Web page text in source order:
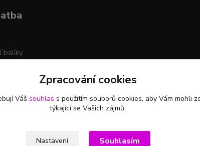
balíky
na účet i na dobírku
Zpracování cookies
Váš souhlas s použitím souborů cookies, aby Vám mohli
týkající se Vašich zájmů.
Nastavení Souhlasím